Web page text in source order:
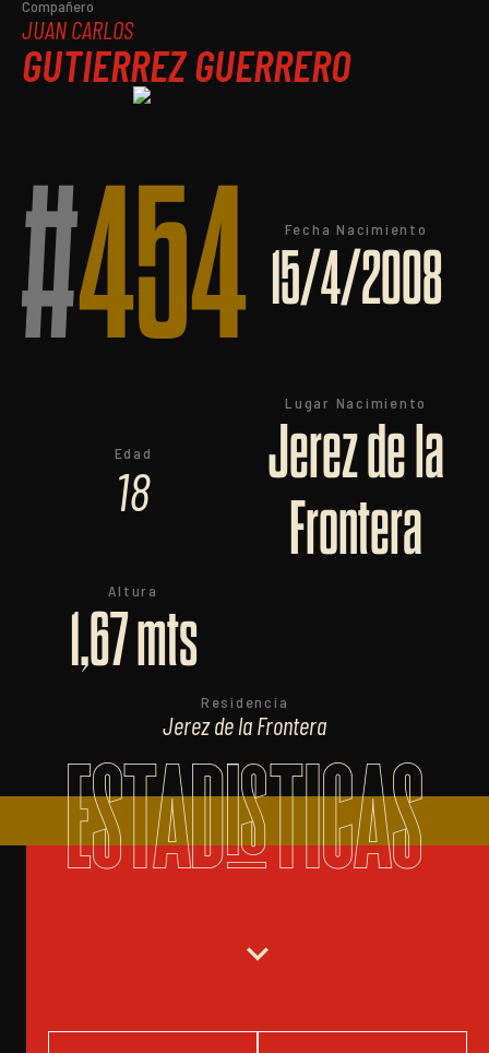
Compañero
JUAN CARLOS
GUTIERREZ GUERRERO
#454 Fecha Nacimiento
15/4/2008
Edad
18
Lugar Nacimiento
Jerez de la
Frontera
Altura
1,67 mts
Residencia
Jerez de la Frontera
ESTADISTICAS
expand_more